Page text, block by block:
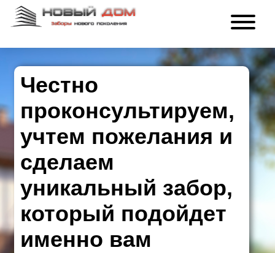
Честно
проконсультируем,
учтем пожелания и
сделаем
уникальный забор,
который подойдет
именно вам